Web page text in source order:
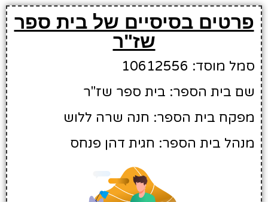
פרטים בסיסיים של בית ספר
שז"ר
סמל מוסד: 10612556
שם בית הספר: בית ספר שז"ר
מפקח בית הספר: חנה שרה ללוש
מנהל בית הספר: חגית דהן פנחס